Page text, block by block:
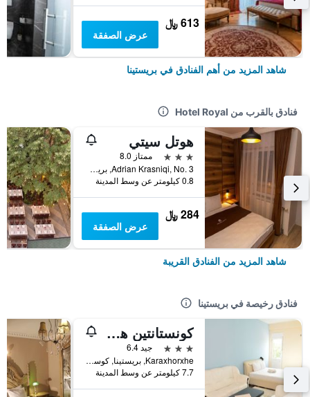
613 ﷼
عرض الصفقة
شاهد المزيد من أهم الفنادق في بريستينا
فنادق بالقرب من Hotel Royal
هوتل سيتي
3 نجوم
ممتاز 8.0
Adrian Krasniqi, No. 3, بريستينا, كوسوفو
0.8 كيلومتر عن وسط المدينة
284 ﷼
عرض الصفقة
شاهد المزيد من الفنادق القريبة
فنادق رخيصة في بريستينا
كونستانتين هوتل
3 نجوم
جيد 6.4
Karaxhorxhe, بريستينا, كوسوفو
7.7 كيلومتر عن وسط المدينة